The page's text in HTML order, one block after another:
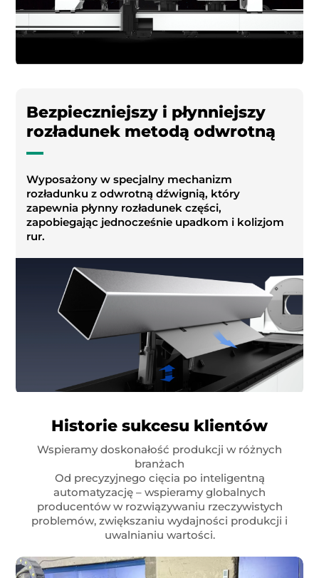
Bezpieczniejszy i płynniejszy
rozładunek metodą odwrotną
Wyposażony w specjalny mechanizm
rozładunku z odwrotną dźwignią, który
zapewnia płynny rozładunek części,
zapobiegając jednocześnie upadkom i kolizjom
rur.
Historie sukcesu klientów
Wspieramy doskonałość produkcji w różnych
branżach
Od precyzyjnego cięcia po inteligentną
automatyzację – wspieramy globalnych
producentów w rozwiązywaniu rzeczywistych
problemów, zwiększaniu wydajności produkcji i
uwalnianiu wartości.